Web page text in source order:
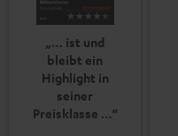
„… ist und
bleibt ein
Highlight in
seiner
Preisklasse …“